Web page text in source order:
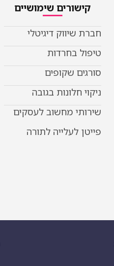
קישורים שימושיים
חברת שיווק דיגיטלי
טיפול בחרדות
סורגים שקופים
ניקוי חלונות בגובה
שירותי מחשוב לעסקים
פייטן לעלייה לתורה